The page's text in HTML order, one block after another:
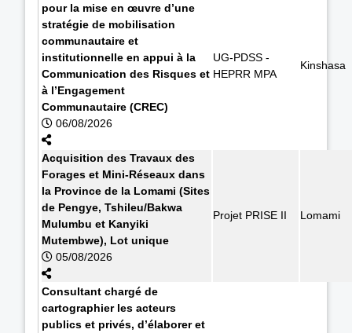
pour la mise en œuvre d’une
stratégie de mobilisation
communautaire et
institutionnelle en appui à la
Communication des Risques et
à l’Engagement
Communautaire (CREC)
06/08/2026
UG-PDSS -
HEPRR MPA
Kinshasa
Acquisition des Travaux des
Forages et Mini-Réseaux dans
la Province de la Lomami (Sites
de Pengye, Tshileu/Bakwa
Mulumbu et Kanyiki
Mutembwe), Lot unique
05/08/2026
Projet PRISE II Lomami
Consultant chargé de
cartographier les acteurs
publics et privés, d’élaborer et